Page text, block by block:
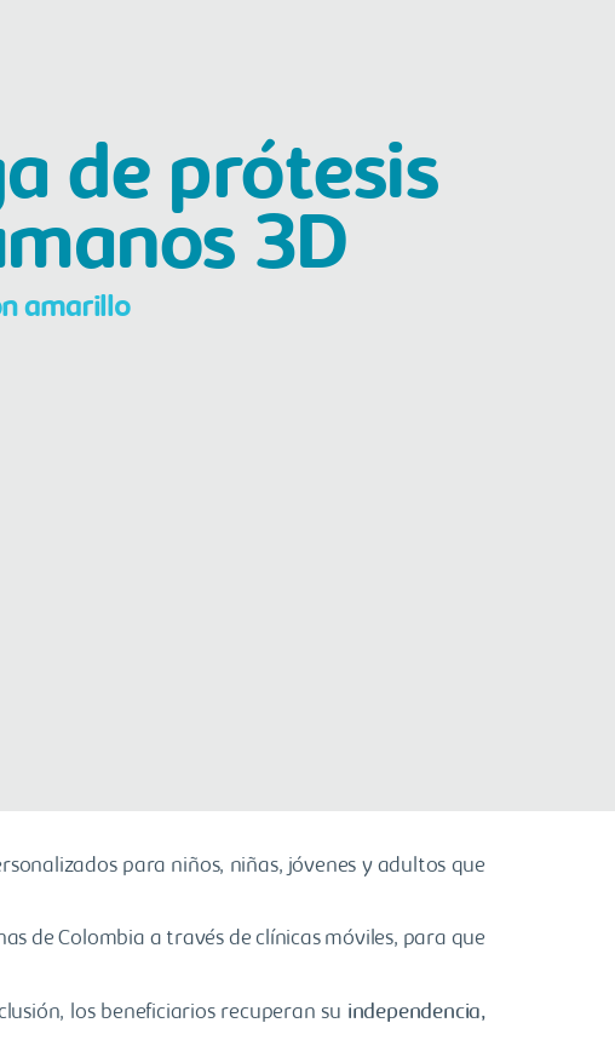
de prótesis
3D
amarillo
para niños, niñas, jóvenes y adultos que
de Colombia a través de clínicas móviles, para que
los beneficiarios recuperan su independencia,